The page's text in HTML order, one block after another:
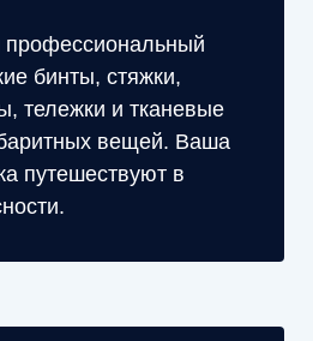
бинты, стяжки,
тележки и тканевые
вещей. Ваша
путешествуют в